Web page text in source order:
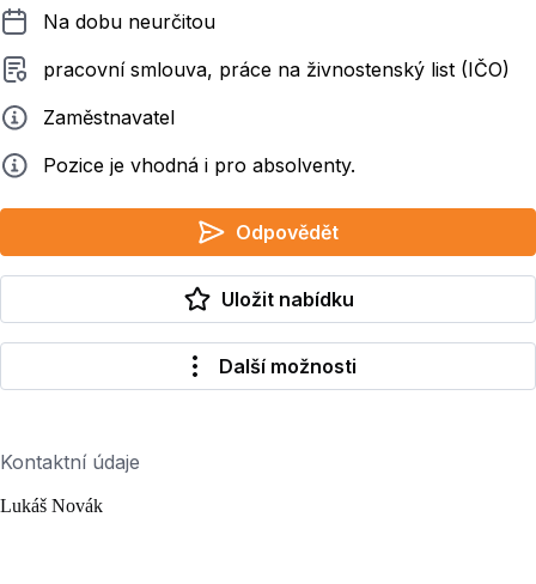
Délka pracovního poměru
Na dobu neurčitou
Typ smluvního vztahu
pracovní smlouva, práce na živnostenský list (IČO)
ZadavatelZaměstnavatel
Info Pozice je vhodná i pro absolventy.
Odpovědět
Uložit nabídku
Další možnosti
Kontaktní údaje
Lukáš Novák